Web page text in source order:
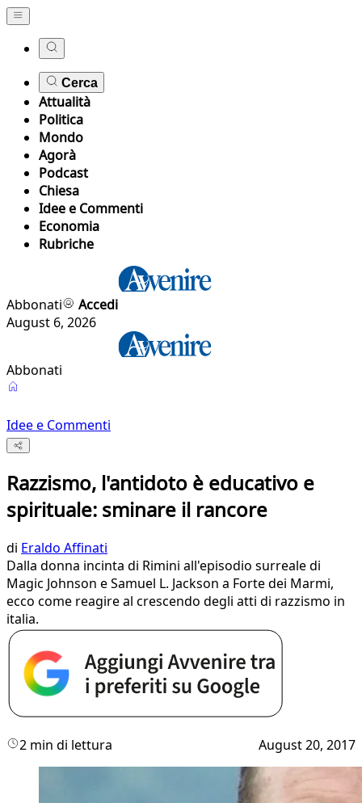
Cerca
Attualità
Politica
Mondo
Agorà
Podcast
Chiesa
Idee e Commenti
Economia
Rubriche
Abbonati
Accedi
August 6, 2026
Abbonati
Idee e Commenti
Razzismo, l'antidoto è educativo e
spirituale: sminare il rancore
di Eraldo Affinati
Dalla donna incinta di Rimini all'episodio surreale di
Magic Johnson e Samuel L. Jackson a Forte dei Marmi,
ecco come reagire al crescendo degli atti di razzismo in
italia.
2 min di lettura August 20, 2017